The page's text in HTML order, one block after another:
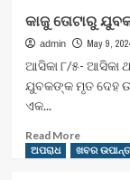
ସହ
ହତ୍ୟାର
ବ୍ୟବହୃତ
ଜବତ
ଓଡିଶା
ଗଠନ
ପାଇଁ
ସୁଦ୍ଧା
,
କାଜୁ ତୋଟାରୁ
admin May 9,
ଆସିକା ୮/୫- ଆସିକା
ଯୁବକଙ୍କ ମୃତ ଦେହ
ଏକ...
Read MoreRead
more
ଅପରାଧ ଖବର